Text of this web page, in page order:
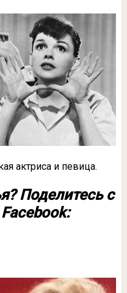
актриса и певица.
Поделитесь с